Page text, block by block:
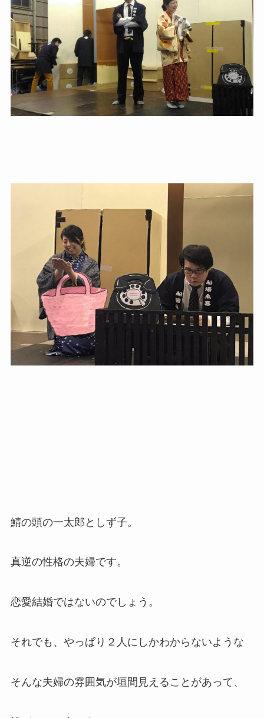
鯖の頭の一太郎としず子。
真逆の性格の夫婦です。
恋愛結婚ではないのでしょう。
それでも、やっぱり２人にしかわからないような
そんな夫婦の雰囲気が垣間見えることがあって、